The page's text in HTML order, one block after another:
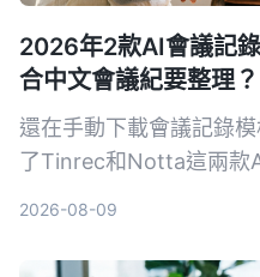
2026年2款AI會議記
合中文會議紀要整理？
還在手動下載會議記錄
了Tinrec和Notta這兩款
錄。
2026-08-09